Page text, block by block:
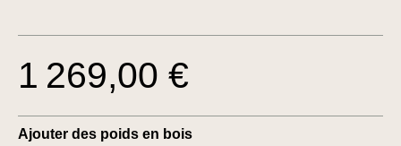
1 269,00 €
Ajouter des poids en bois